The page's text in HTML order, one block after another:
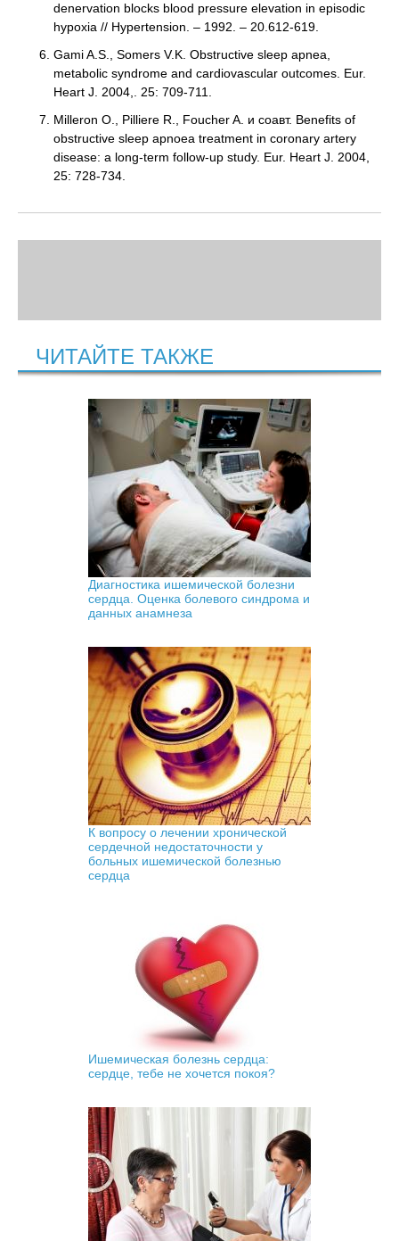
denervation blocks blood pressure elevation in episodic
hypoxia // Hypertension. – 1992. – 20.612-619.
Gami A.S., Somers V.K. Obstructive sleep apnea,
metabolic syndrome and cardiovascular outcomes. Eur.
Heart J. 2004,. 25: 709-711.
Milleron O., Pilliere R., Foucher A. и соавт. Benefits of
obstructive sleep apnoea treatment in coronary artery
disease: a long-term follow-up study. Eur. Heart J. 2004,
25: 728-734.
ЧИТАЙТЕ ТАКЖЕ
Диагностика ишемической болезни
сердца. Оценка болевого синдрома и
данных анамнеза
К вопросу о лечении хронической
сердечной недостаточности у
больных ишемической болезнью
сердца
Ишемическая болезнь сердца:
сердце, тебе не хочется покоя?